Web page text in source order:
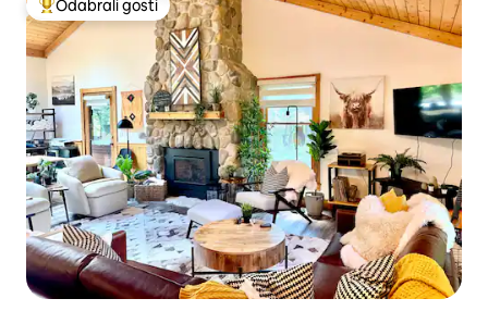
Među najviše rangiranima s oznakom „Odabrali gosti”
Odabrali gosti